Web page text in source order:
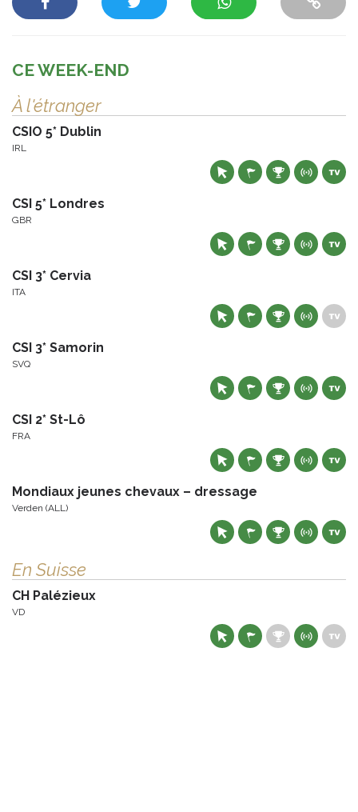
CE WEEK-END
À l'étranger
CSIO 5* Dublin
IRL
CSI 5* Londres
GBR
CSI 3* Cervia
ITA
CSI 3* Samorin
SVQ
CSI 2* St-Lô
FRA
Mondiaux jeunes chevaux – dressage
Verden (ALL)
En Suisse
CH Palézieux
VD